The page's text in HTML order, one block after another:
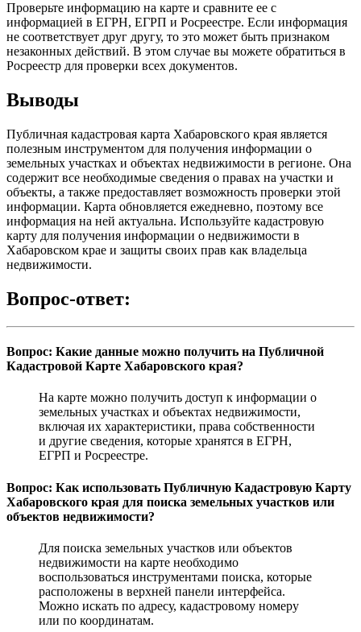
Проверьте информацию на карте и сравните ее с
информацией в ЕГРН, ЕГРП и Росреестре. Если информация
не соответствует друг другу, то это может быть признаком
незаконных действий. В этом случае вы можете обратиться в
Росреестр для проверки всех документов.
Выводы
Публичная кадастровая карта Хабаровского края является
полезным инструментом для получения информации о
земельных участках и объектах недвижимости в регионе. Она
содержит все необходимые сведения о правах на участки и
объекты, а также предоставляет возможность проверки этой
информации. Карта обновляется ежедневно, поэтому все
информация на ней актуальна. Используйте кадастровую
карту для получения информации о недвижимости в
Хабаровском крае и защиты своих прав как владельца
недвижимости.
Вопрос-ответ:
Вопрос: Какие данные можно получить на Публичной
Кадастровой Карте Хабаровского края?
На карте можно получить доступ к информации о
земельных участках и объектах недвижимости,
включая их характеристики, права собственности
и другие сведения, которые хранятся в ЕГРН,
ЕГРП и Росреестре.
Вопрос: Как использовать Публичную Кадастровую Карту
Хабаровского края для поиска земельных участков или
объектов недвижимости?
Для поиска земельных участков или объектов
недвижимости на карте необходимо
воспользоваться инструментами поиска, которые
расположены в верхней панели интерфейса.
Можно искать по адресу, кадастровому номеру
или по координатам.